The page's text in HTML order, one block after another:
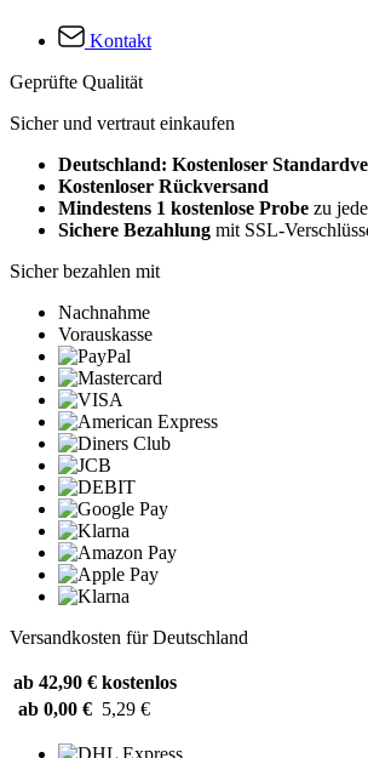
Kontakt
Geprüfte Qualität
Sicher und vertraut einkaufen
Deutschland: Kostenloser
Kostenloser Rückversand
Mindestens 1 kostenlose Probe zu
Sichere Bezahlung mit SSL-
Sicher bezahlen mit
Nachnahme
Vorauskasse
Versandkosten für Deutschland
ab 42,90 € kostenlos
ab 0,00 € 5,29 €